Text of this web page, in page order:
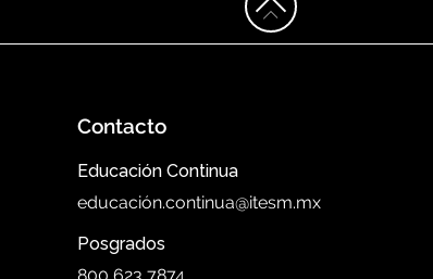
Contacto
Educación Continua
educación.continua@itesm.mx
Posgrados